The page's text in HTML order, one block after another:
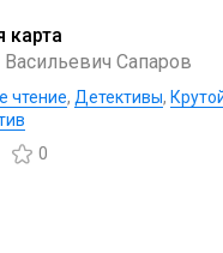
карта
Сапаров
чтение, Детективы,
0